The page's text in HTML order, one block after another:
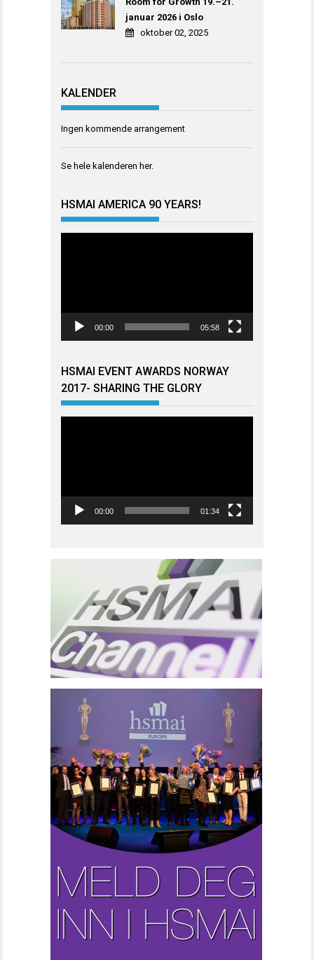
januar 2026 i Oslo
oktober 02, 2025
KALENDER
Ingen kommende arrangement
Se hele kalenderen her.
HSMAI AMERICA 90 YEARS!
00:00 05:58
HSMAI EVENT AWARDS NORWAY
2017- SHARING THE GLORY
00:00 01:34